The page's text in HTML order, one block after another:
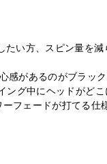
い方、スピン量を
があるのがブラッ
グ中にヘッドがど
フェードが打てる仕